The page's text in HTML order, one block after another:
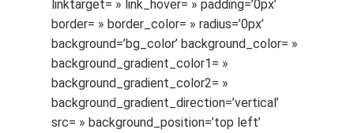
linktarget= » link_hover= » padding=’0px’
border= » border_color= » radius=’0px’
background=’bg_color’ background_color= »
background_gradient_color1= »
background_gradient_color2= »
background_gradient_direction=’vertical’
src= » background_position=’top left’